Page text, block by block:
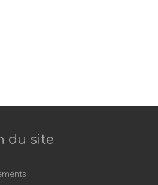
du site